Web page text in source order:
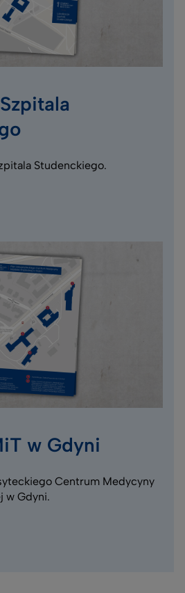
Studenckiego.
w Gdyni
Centrum Medycyny
w Gdyni.